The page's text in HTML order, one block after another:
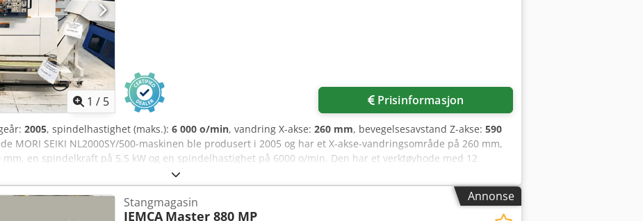
1 / 5 Prisinformasjon
2005, spindelhastighet (maks.): 6 000 o/min, vandring X-akse: 260 mm, bevegelsesavstand Z-akse: 590
MORI SEIKI NL2000SY/500-maskinen ble produsert i 2005 og har et X-akse-vandringsområde på 260 mm,
en spindelkraft på 5,5 kW og en spindelhastighet på 6000 o/min. Den har et verktøyhode med 12
en høykvalitets dreiebenk, bør du vurdere MORI SEIKI NL2000SY/500-maskinen, som vi tilbyr for salg.
12 posisjoner
Annonse
Stangmagasin
IEMCA Master 880 MP